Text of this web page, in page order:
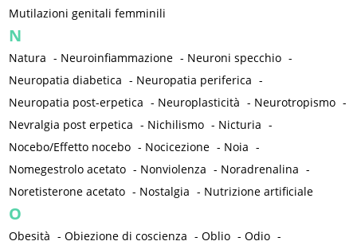
Mutilazioni genitali femminili
N
Natura - Neuroinfiammazione - Neuroni specchio -
Neuropatia diabetica - Neuropatia periferica -
Neuropatia post-erpetica - Neuroplasticità - Neurotropismo -
Nevralgia post erpetica - Nichilismo - Nicturia -
Nocebo/Effetto nocebo - Nocicezione - Noia -
Nomegestrolo acetato - Nonviolenza - Noradrenalina -
Noretisterone acetato - Nostalgia - Nutrizione artificiale
O
Obesità -Obiezione di coscienza -Oblio -Odio -